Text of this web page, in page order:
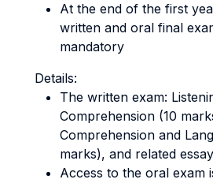
At the end of the first
written and oral final
mandatory
Details:
The written exam:
Comprehension (10
Comprehension and
marks), and related
Access to the oral exam